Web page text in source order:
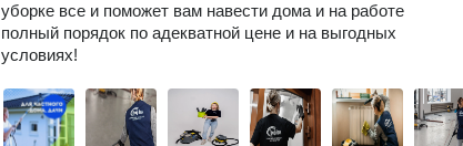
уборке все и поможет вам навести дома и на работе
полный порядок по адекватной цене и на выгодных
условиях!